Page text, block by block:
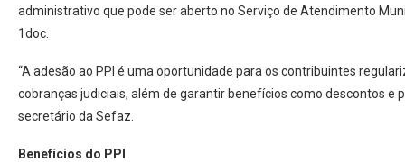
administrativo que pode ser aberto no Serviço de Atendimento
1doc.
“A adesão ao PPI é uma oportunidade para os contribuintes
cobranças judiciais, além de garantir benefícios como descontos e
secretário da Sefaz.
Benefícios do PPI